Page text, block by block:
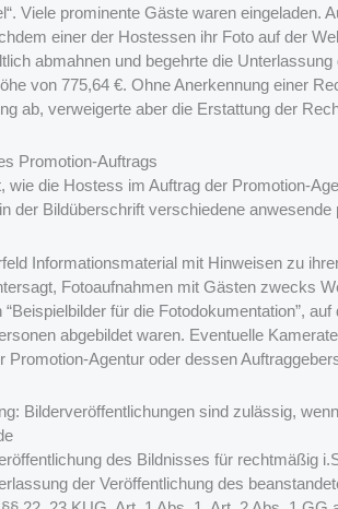
Viele prominente Gäste waren
einer der Hostessen ihr Foto auf der
abmahnen und begehrte die
von 775,64 €. Ohne Anerkennung einer
ab, verweigerte aber die Erstattung der
Promotion-Auftrags
wie die Hostess im Auftrag der Promotion-
der Bildüberschrift verschiedene
Informationsmaterial mit Hinweisen zu
Fotoaufnahmen mit Gästen zwecks
für die Fotodokumentation”,
abgebildet waren. Eventuelle
Promotion-Agentur oder dessen
Bilderveröffentlichungen sind zulässig,
des Bildnisses für rechtmäßig
der Veröffentlichung des